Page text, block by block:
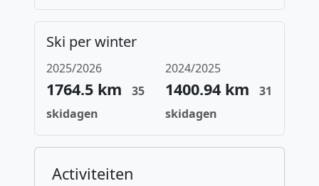
Ski per winter
2025/2026
1764.5 km
35
skidagen
2024/2025
1400.94 km
31
skidagen
Activiteiten